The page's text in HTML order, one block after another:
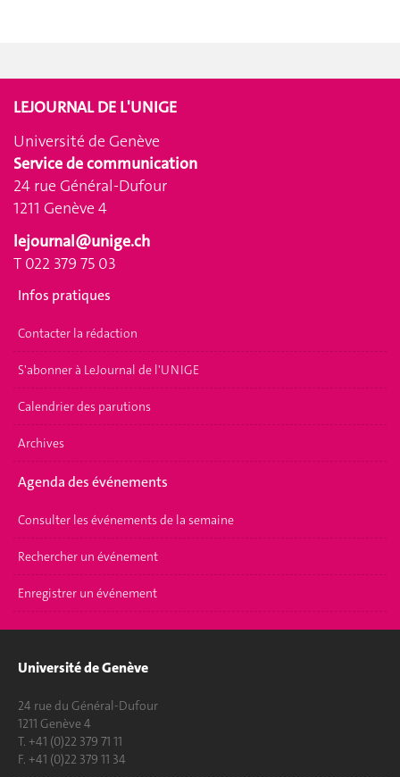
LEJOURNAL DE L'UNIGE
Université de Genève
Service de communication
24 rue Général-Dufour
1211 Genève 4
lejournal@unige.ch
T 022 379 75 03
Infos pratiques
Contacter la rédaction
S'abonner à LeJournal de l'UNIGE
Calendrier des parutions
Archives
Agenda des événements
Consulter les événements de la semaine
Rechercher un événement
Enregistrer un événement
Université de Genève
24 rue du Général-Dufour
1211 Genève 4
T. +41 (0)22 379 71 11
F. +41 (0)22 379 11 34